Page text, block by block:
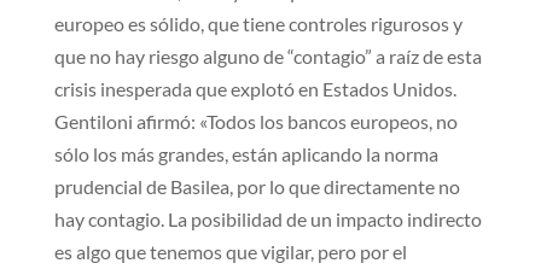
europeo es sólido, que tiene controles rigurosos y
que no hay riesgo alguno de “contagio” a raíz de esta
crisis inesperada que explotó en Estados Unidos.
Gentiloni afirmó: «Todos los bancos europeos, no
sólo los más grandes, están aplicando la norma
prudencial de Basilea, por lo que directamente no
hay contagio. La posibilidad de un impacto indirecto
es algo que tenemos que vigilar, pero por el